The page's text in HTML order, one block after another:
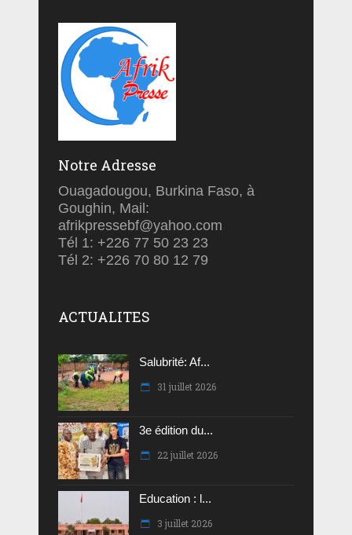
Notre Adresse
Ouagadougou, Burkina Faso, à
Goughin, Mail:
afrikpressebf@yahoo.com
Tél 1: +226 77 50 23 23
Tél 2: +226 70 80 12 79
ACTUALITES
Salubrité: Af...
31 juillet 2026
3e édition du...
22 juillet 2026
Education : l...
3 juillet 2026